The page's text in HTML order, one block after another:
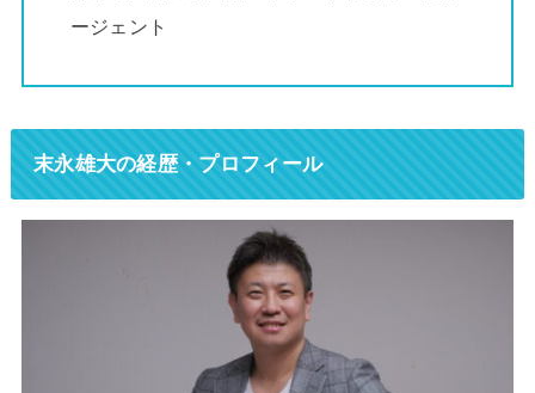
ージェント
末永雄大の経歴・プロフィール